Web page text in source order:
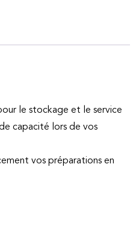
le stockage et le service
capacité lors de vos
vos préparations en